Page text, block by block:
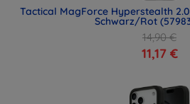
Tactical MagForce Hyperstealth
Schwarz/Rot
14,90 €
11,17 €